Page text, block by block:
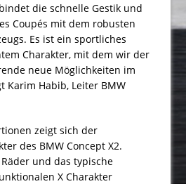
die schnelle Gestik und
Coupés mit dem robusten
Es ist ein sportliches
Charakter, mit dem wir der
neue Möglichkeiten im
Karim Habib, Leiter BMW
zeigt sich der
des BMW Concept X2.
und das typische
X Charakter